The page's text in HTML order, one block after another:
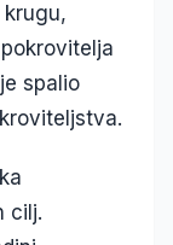
spalio
cilj.